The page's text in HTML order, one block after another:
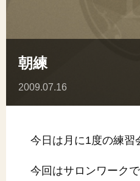
朝練
2009.07.16
今日は月に1度の練習
今回はサロンワーク